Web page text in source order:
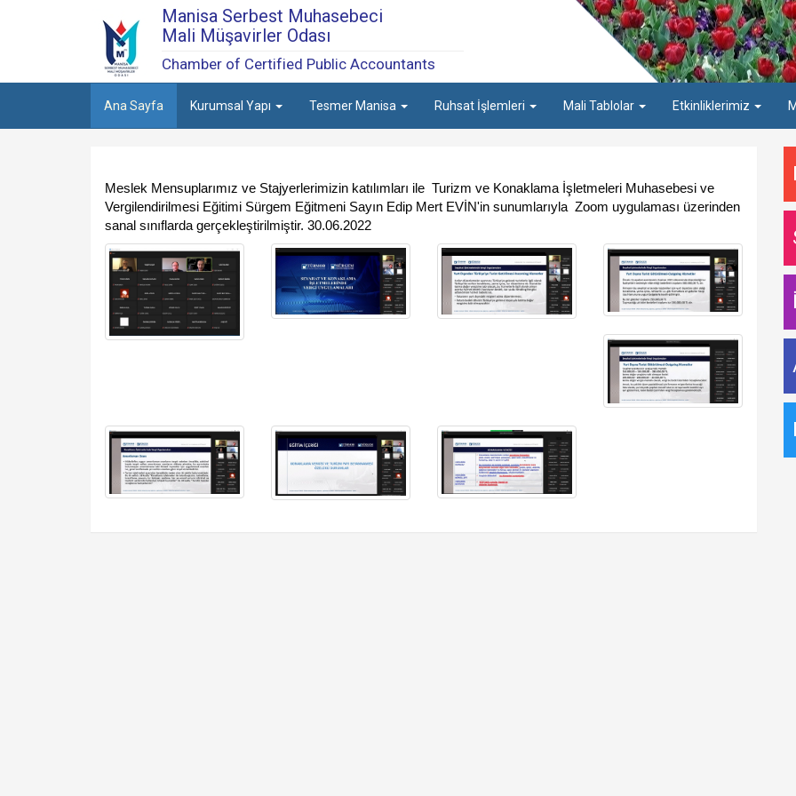
Manisa Serbest Muhasebeci
Mali Müşavirler Odası
Chamber of Certified Public Accountants
Ana Sayfa Kurumsal Yapı Tesmer Manisa Ruhsat İşlemleri Mali Tablolar Etkinliklerimiz
Meslek Mensuplarımız ve Stajyerlerimizin katılımları ile  Turizm ve Konaklama İşletmeleri Muhasebesi ve
Vergilendirilmesi Eğitimi Sürgem Eğitmeni Sayın Edip Mert EVİN'in sunumlarıyla  Zoom uygulaması üzerinden
sanal sınıflarda gerçekleştirilmiştir. 30.06.2022